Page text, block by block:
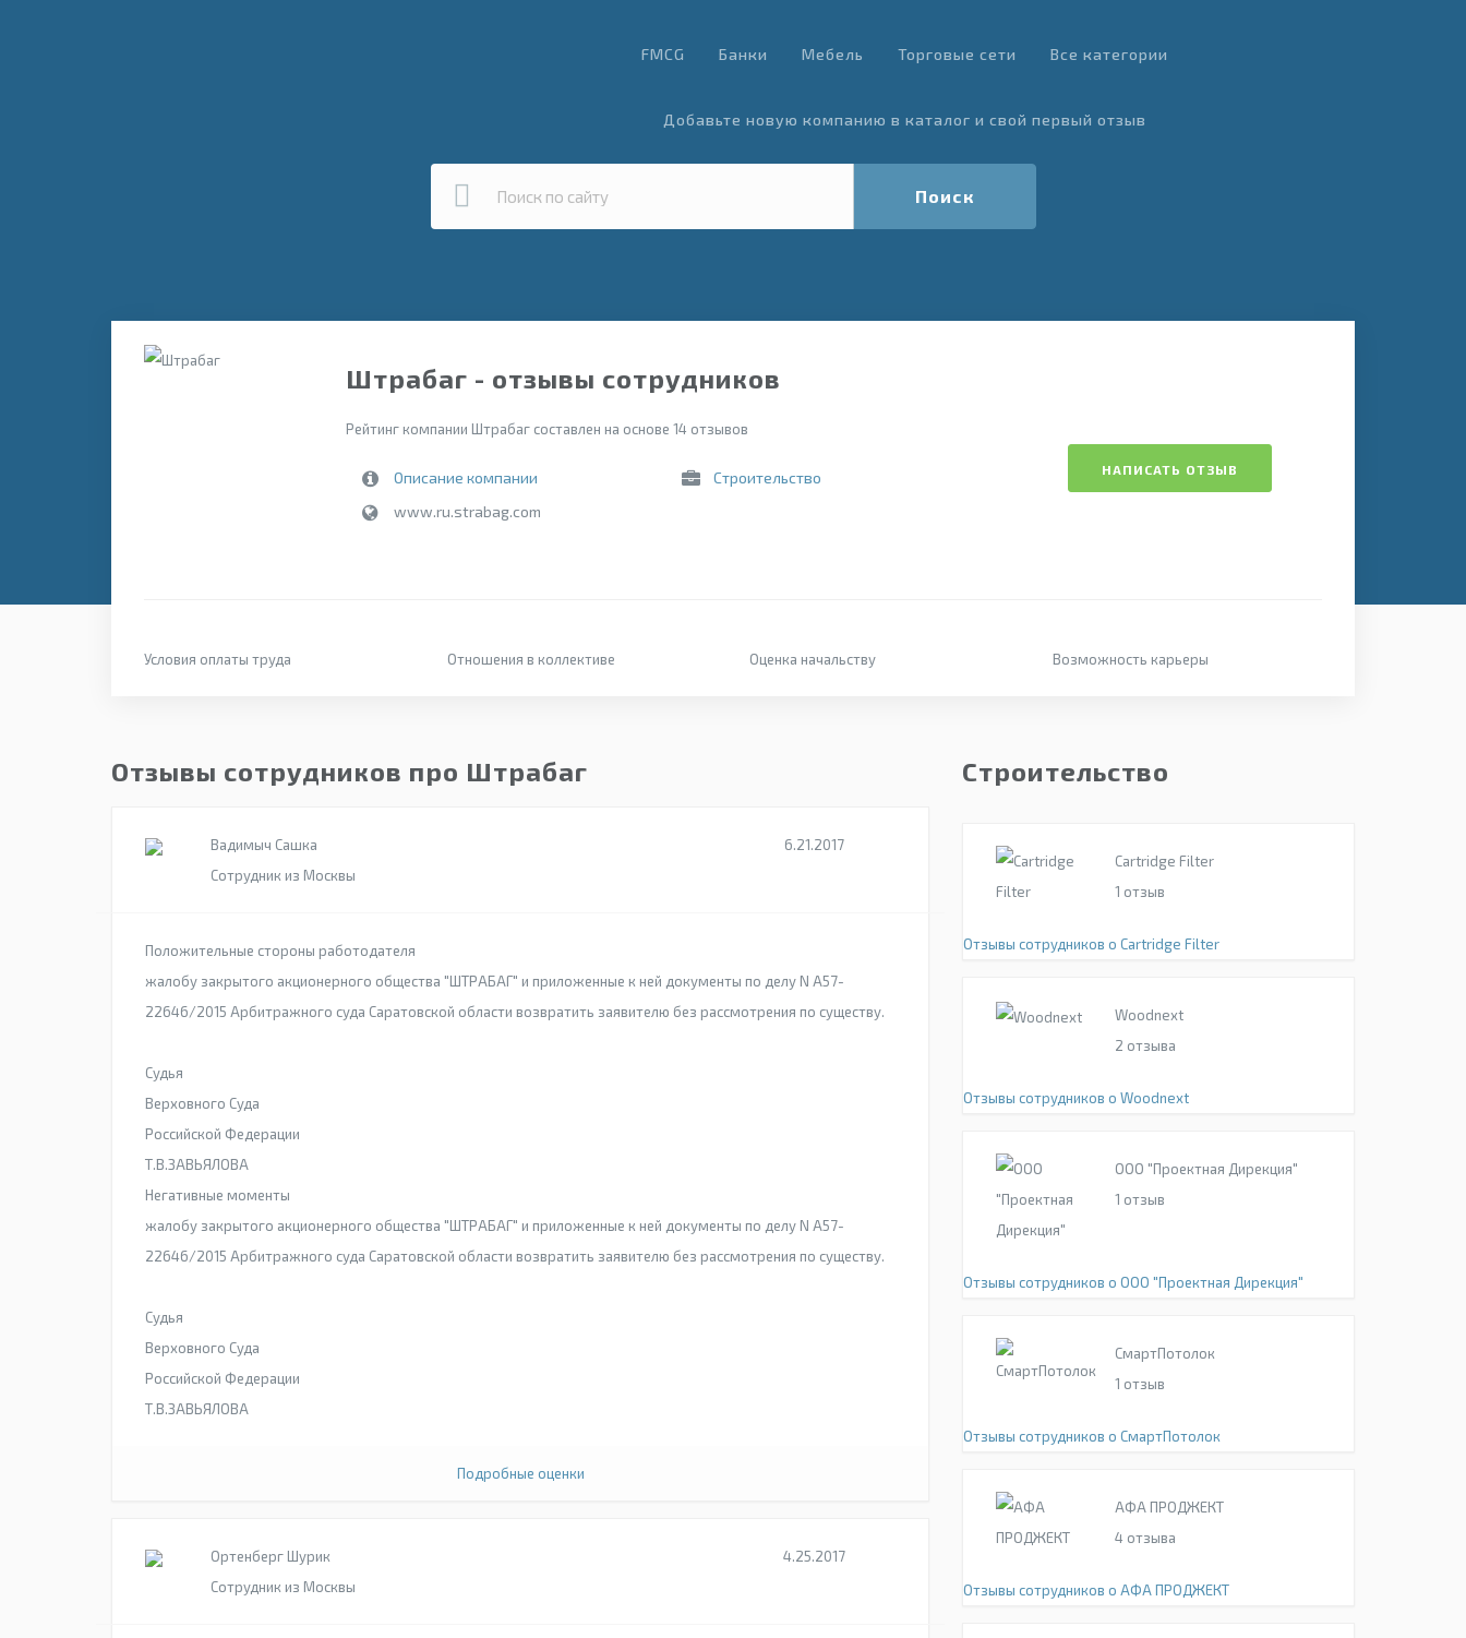
FMCG Банки Мебель Торговые сети Все категории
Добавьте новую компанию в каталог и свой первый отзыв
Поиск
Штрабаг - отзывы сотрудников
Рейтинг компании Штрабаг составлен на основе 14 отзывов
Описание компании
Строительство
www.ru.strabag.com
НАПИСАТЬ ОТЗЫВ
Условия оплаты труда Отношения в коллективе Оценка начальству Возможность карьеры
Отзывы сотрудников про Штрабаг
Вадимыч Сашка
Сотрудник из Москвы
6.21.2017
Положительные стороны работодателя
жалобу закрытого акционерного общества "ШТРАБАГ" и приложенные к ней документы по делу N А57-
22646/2015 Арбитражного суда Саратовской области возвратить заявителю без рассмотрения по существу.
Судья
Верховного Суда
Российской Федерации
Т.В.ЗАВЬЯЛОВА
Негативные моменты
жалобу закрытого акционерного общества "ШТРАБАГ" и приложенные к ней документы по делу N А57-
22646/2015 Арбитражного суда Саратовской области возвратить заявителю без рассмотрения по существу.
Судья
Верховного Суда
Российской Федерации
Т.В.ЗАВЬЯЛОВА
Подробные оценки
Ортенберг Шурик
Сотрудник из Москвы
4.25.2017
Строительство
Cartridge Filter
1 отзыв
Отзывы сотрудников о Cartridge Filter
Woodnext
2 отзыва
Отзывы сотрудников о Woodnext
ООО "Проектная Дирекция"
1 отзыв
Отзывы сотрудников о ООО "Проектная Дирекция"
СмартПотолок
1 отзыв
Отзывы сотрудников о СмартПотолок
АФА ПРОДЖЕКТ
4 отзыва
Отзывы сотрудников о АФА ПРОДЖЕКТ